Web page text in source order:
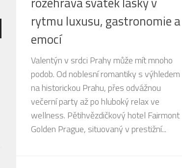
rytmu luxusu, gastronomie a
emocí
Valentýn v srdci Prahy může mít mnoho
podob. Od noblesní romantiky s výhledem
na historickou Prahu, přes odvážnou
večerní party až po hluboký relax ve
wellness. Pětihvězdičkový hotel Fairmont
Golden Prague, situovaný v prestižní...